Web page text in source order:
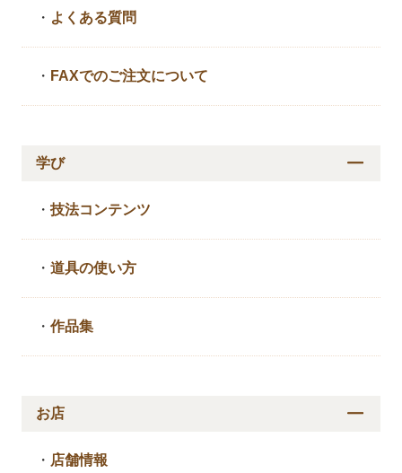
・ よくある質問
・ FAXでのご注文について
学び
・技法コンテンツ
・道具の使い方
・作品集
お店
・ 店舗情報